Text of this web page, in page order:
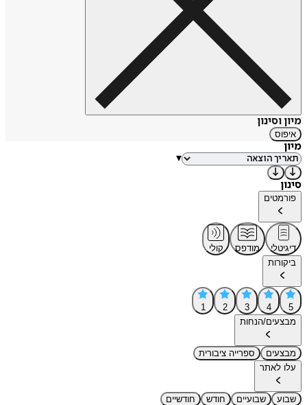
מיון וסינון
איפוס
מיון
▾
סינון
פורמטים
דיגיטלי מודפס
קולי
ביקורות
5
4
3
2
1
מבצעים/הנחות
מבצעים
ספרייה ציבורית
עלו לאתר
שבוע שבועיים חודש
חודשיים